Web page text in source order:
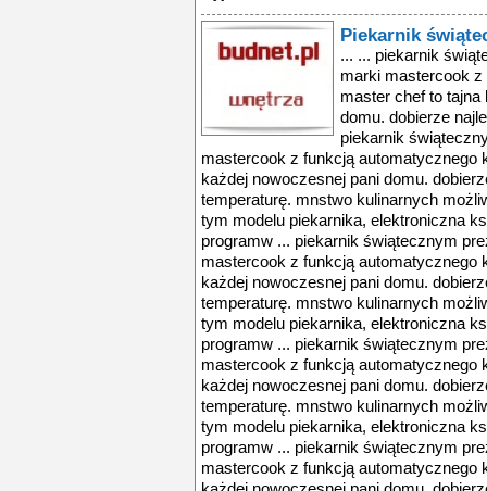
Piekarnik
... ... piekarnik
marki mastercook
master chef to
domu. dobierze
piekarnik
mastercook z funkcją automatycznego
każdej nowoczesnej pani domu.
temperaturę. mnstwo kulinarnych
tym modelu piekarnika, elektroniczna
programw ... piekarnik świątecznym
mastercook z funkcją automatycznego
każdej nowoczesnej pani domu.
temperaturę. mnstwo kulinarnych
tym modelu piekarnika, elektroniczna
programw ... piekarnik świątecznym
mastercook z funkcją automatycznego
każdej nowoczesnej pani domu.
temperaturę. mnstwo kulinarnych
tym modelu piekarnika, elektroniczna
programw ... piekarnik świątecznym
mastercook z funkcją automatycznego